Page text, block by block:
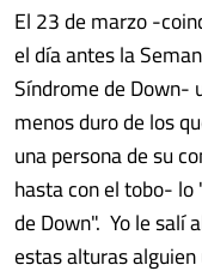
El 23 de marzo -
el día antes la
Síndrome de Down-
menos duro de los
una persona de su
hasta con el tobo-
de Down". Yo le salí
estas alturas alguien